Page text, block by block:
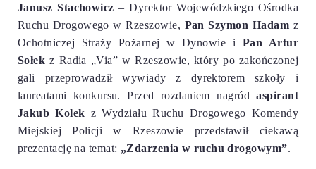
Janusz Stachowicz – DyrektorWojewódzkiego Ośrodka
Ruchu Drogowego w Rzeszowie, Pan Szymon Hadamz
Ochotniczej Straży Pożarnej w Dynowie i Pan Artur
Sołekz Radia „Via” w Rzeszowie, który po zakończonej
gali przeprowadził wywiady z dyrektorem szkoły i
laureatami konkursu.Przed rozdaniem nagródaspirant
Jakub Kolek z Wydziału Ruchu Drogowego Komendy
Miejskiej Policji w Rzeszowie przedstawił ciekawą
prezentację na temat: „Zdarzenia w ruchu drogowym”.